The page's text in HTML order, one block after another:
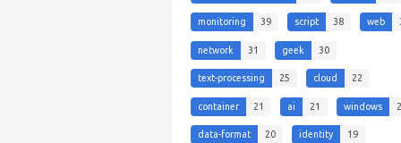
monitoring 39 script 38 web
network 31 geek 30
text-processing 25 cloud 22
container 21 ai 21 windows
data-format 20 identity 19